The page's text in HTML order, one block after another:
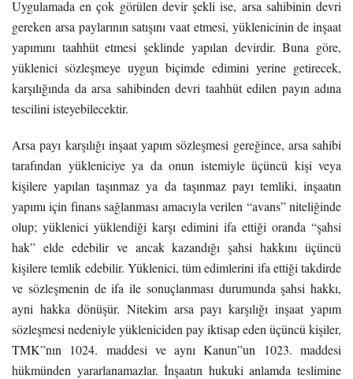
Uygulamada en çok görülen devir şekli ise, arsa sahibinin devri
gereken arsa paylarının satışını vaat etmesi, yüklenicinin de inşaat
yapımını taahhüt etmesi şeklinde yapılan devirdir. Buna göre,
yüklenici sözleşmeye uygun biçimde edimini yerine getirecek,
karşılığında da arsa sahibinden devri taahhüt edilen payın adına
tescilini isteyebilecektir.
Arsa payı karşılığı inşaat yapım sözleşmesi gereğince, arsa sahibi
tarafından yükleniciye ya da onun istemiyle üçüncü kişi veya
kişilere yapılan taşınmaz ya da taşınmaz payı temliki, inşaatın
yapımı için finans sağlanması amacıyla verilen “avans” niteliğinde
olup; yüklenici yüklendiği karşı edimini ifa ettiği oranda “şahsi
hak” elde edebilir ve ancak kazandığı şahsi hakkını üçüncü
kişilere temlik edebilir. Yüklenici, tüm edimlerini ifa ettiği takdirde
ve sözleşmenin de ifa ile sonuçlanması durumunda şahsi hakkı,
ayni hakka dönüşür. Nitekim arsa payı karşılığı inşaat yapım
sözleşmesi nedeniyle yükleniciden pay iktisap eden üçüncü kişiler,
TMK”nın 1024. maddesi ve aynı Kanun”un 1023. maddesi
hükmünden yararlanamazlar. İnşaatın hukuki anlamda teslimine